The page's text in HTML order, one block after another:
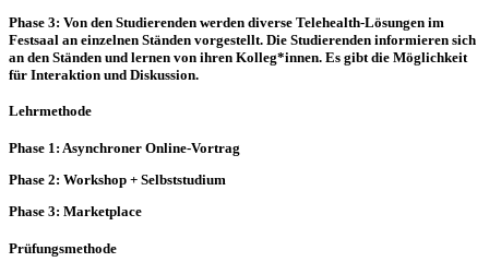
Phase 3: Von den Studierenden werden diverse Telehealth-Lösungen im
Festsaal an einzelnen Ständen vorgestellt. Die Studierenden informieren sich
an den Ständen und lernen von ihren Kolleg*innen. Es gibt die Möglichkeit
für Interaktion und Diskussion.
Lehrmethode
Phase 1: Asynchroner Online-Vortrag
Phase 2: Workshop + Selbststudium
Phase 3: Marketplace
Prüfungsmethode